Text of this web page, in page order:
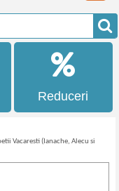
Reduceri
Vacaresti (Ianache, Alecu si